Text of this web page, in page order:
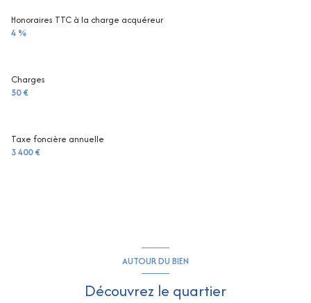
Honoraires TTC à la charge acquéreur
4 %
Charges
50 €
Taxe foncière annuelle
3 400 €
AUTOUR DU BIEN
Découvrez le quartier